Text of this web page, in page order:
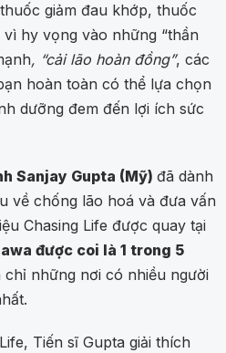
giảm đau khớp, thuốc
hy vọng vào những “thần
, “cải lão hoàn đồng”, các
hoàn toàn có thể lựa chọn
dưỡng đem đến lợi ích sức
Sanjay Gupta (Mỹ) đã dành
về chống lão hoá và đưa vấn
Chasing Life được quay tại
được coi là 1 trong 5
những nơi có nhiều người
Tiến sĩ Gupta giải thích